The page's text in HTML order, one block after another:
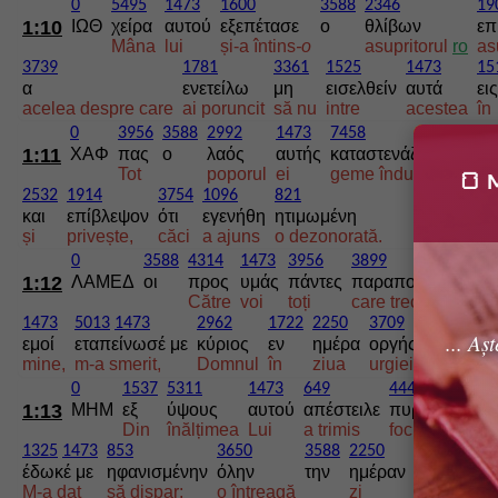
1:10
0
ΙΩΘ
5495
χείρα
Mâna
1473
αυτού
lui
1600
εξεπέτασε
și-a întins-o
3588
ο
2346
θλίβων
asupritorul ro
3739
α
acelea despre care
1781
ενετείλω
ai poruncit
3361
μη
să nu
1525
εισελθείν
intre
1473
αυτά
acestea
εις
în
1:11
0
ΧΑΦ
3956
πας
Tot
3588
ο
2992
λαός
poporul
1473
αυτής
ei
7458
καταστενάζοντες
geme îndurerat
2532
και
și
1914
επίβλεψον
privește,
3754
ότι
căci
1096
εγενήθη
a ajuns
821
ητιμωμένη
o dezonorată.
1:12
0
ΛΑΜΕΔ
3588
οι
4314
προς
Către
1473
υμάς
voi
3956
πάντες
toți
3899
παραπορευόμενοι
care treceți
1473
εμοί
mine,
5013 1473
εταπείνωσέ με
m-a smerit,
2962
κύριος
Domnul
1722
εν
în
2250
ημέρα
ziua
3709
οργής
urgiei
θυμού
1:13
0
ΜΗΜ
1537
εξ
Din
5311
ύψους
înălțimea
1473
αυτού
Lui
649
απέστειλε
a trimis
4442
πυρ
focul
1722
εν
în
1325 1473
έδωκέ με
M-a dat
853
ηφανισμένην
să dispar;
3650
όλην
o întreagă
3588
την
2250
ημέραν
zi
3600
de chin.
🍞
...